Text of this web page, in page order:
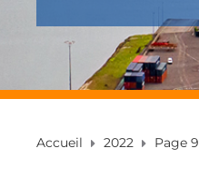
Accueil 2022 Page 9